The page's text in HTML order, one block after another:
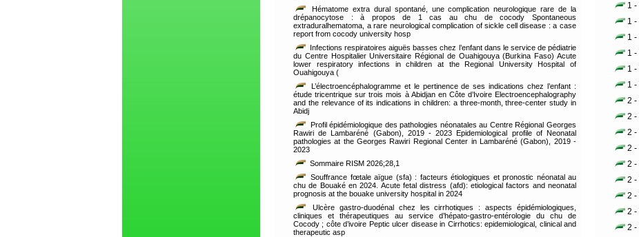
Hématome extra dural spontané, une complication neurologique rare de la
drépanocytose : à propos de 1 cas au chu de cocody Spontaneous
extraduralhematoma, a rare neurological complication of sickle cell disease : a case
report from cocody university hosp
Infections respiratoires aiguës basses chez l’enfant dans le service de pédiatrie
du Centre Hospitalier Universitaire Régional de Ouahigouya (Burkina Faso) Acute
lower respiratory infections in children at the Regional University Hospital of
Ouahigouya (
L’électroencéphalogramme et le pertinence de ses indications chez l’enfant :
étude tricentrique sur trois mois à Abidjan en Côte d’Ivoire Electroencephalography
and the relevance of its indications in children: a three-month, three-center study in
Abidj
Profil épidémiologique des pathologies néonatales au Centre Régional Georges
Rawiri de Lambaréné (Gabon), 2019 - 2023 Epidemiological profile of Neonatal
pathologies at the Georges Rawiri Regional Center in Lambaréné (Gabon), 2019 -
2023
Sommaire RISM 2026;28,1
Souffrance fœtale aïgue (sfa) : facteurs étiologiques et pronostic néonatal au
chu de Bouaké en 2024. Acute fetal distress (afd): etiological factors and neonatal
prognosis at the bouake university hospital in 2024
Ulcère gastro-duodénal chez les cirrhotiques : aspects épidémiologiques,
cliniques et thérapeutiques au service d’hépato-gastro-entérologie du chu de
Cocody ; côte d’ivoire Peptic ulcer disease in Cirrhotics: epidemiological, clinical and
therapeutic asp
1 -
1 -
1 -
1 -
1 -
1 -
2 -
2 -
2 -
2 -
2 -
2 -
2 -
2 -
2 -